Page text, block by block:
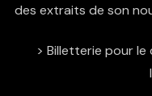
des extraits de son
> Billetterie pour